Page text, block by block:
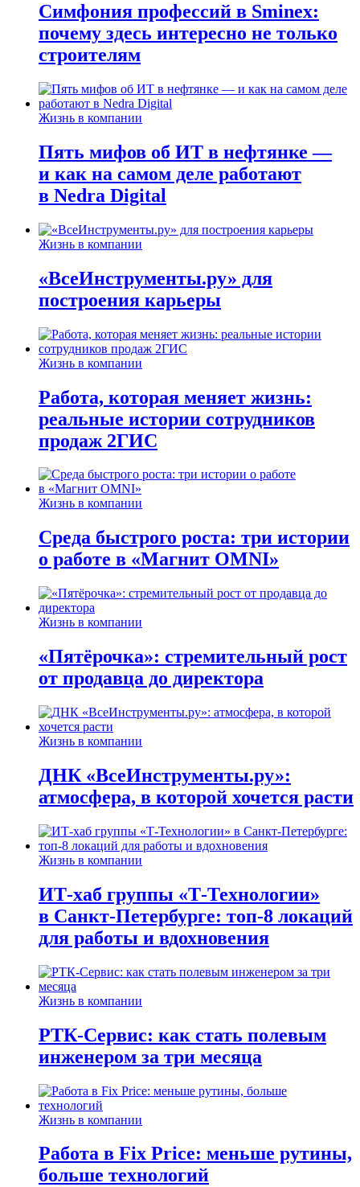
Симфония профессий в Sminex:
почему здесь интересно не только
строителям
Жизнь в компании
Пять мифов об ИТ в нефтянке —
и как на самом деле работают
в Nedra Digital
Жизнь в компании
«ВсеИнструменты.ру» для
построения карьеры
Жизнь в компании
Работа, которая меняет жизнь:
реальные истории сотрудников
продаж 2ГИС
Жизнь в компании
Среда быстрого роста: три истории
о работе в «Магнит OMNI»
Жизнь в компании
«Пятёрочка»: стремительный рост
от продавца до директора
Жизнь в компании
ДНК «ВсеИнструменты.ру»:
атмосфера, в которой хочется расти
Жизнь в компании
ИТ-хаб группы «Т-Технологии»
в Санкт-Петербурге: топ-8 локаций
для работы и вдохновения
Жизнь в компании
РТК-Сервис: как стать полевым
инженером за три месяца
Жизнь в компании
Работа в Fix Price: меньше рутины,
больше технологий